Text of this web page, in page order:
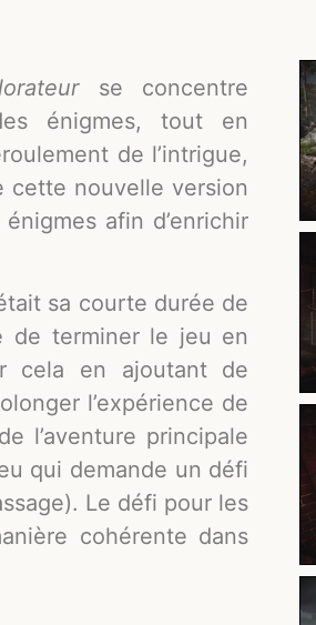
se concentre
énigmes, tout en
de l’intrigue,
cette nouvelle version
afin d’enrichir
sa courte durée de
de terminer le jeu en
cela en ajoutant de
l’expérience de
l’aventure principale
qui demande un défi
Le défi pour les
cohérente dans